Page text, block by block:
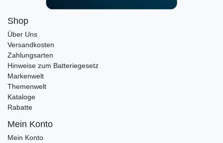
Shop
Über Uns
Versandkosten
Zahlungsarten
Hinweise zum Batteriegesetz
Markenwelt
Themenwelt
Kataloge
Rabatte
Mein Konto
Mein Konto